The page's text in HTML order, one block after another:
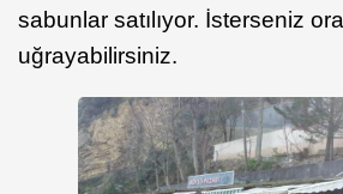
sabunlar satılıyor. İsterseniz
uğrayabilirsiniz.